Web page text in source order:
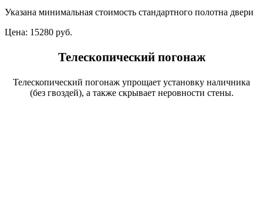
Указана минимальная стоимость стандартного полотна двери
Цена: 15280 руб.
Телескопический погонаж
Телескопический погонаж упрощает установку наличника
(без гвоздей), а также скрывает неровности стены.